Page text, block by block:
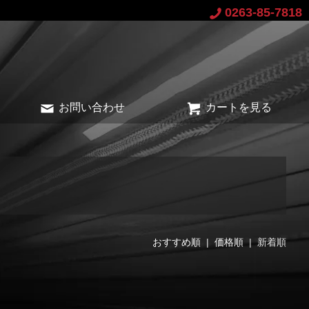
0263-85-7818
お問い合わせ カートを見る
おすすめ順| 価格順| 新着順